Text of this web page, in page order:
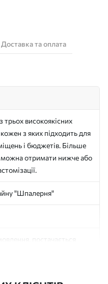
Доставка та оплата
трьох високоякісних
кожен з яких підходить для
і бюджетів. Більше
можна отримати нижче або
"Шпалерня"
постачається